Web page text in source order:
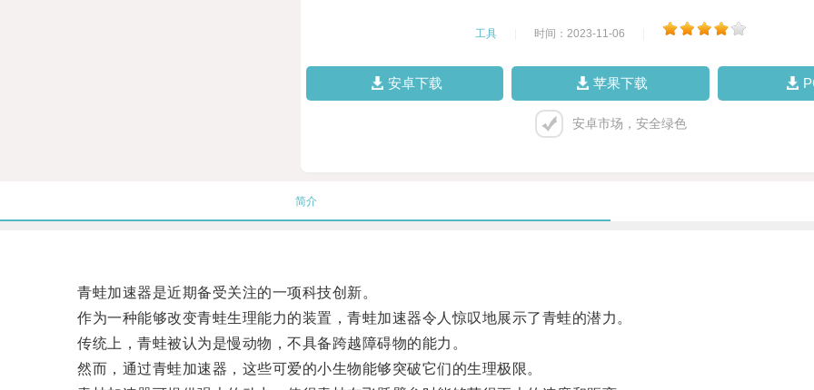
工具 时间：2023-11-06
安卓下载 苹果下载
安卓市场，安全绿色
简介
青蛙加速器是近期备受关注的一项科技创新。
作为一种能够改变青蛙生理能力的装置，青蛙加速器令人惊叹地展示了青蛙的潜力。
传统上，青蛙被认为是慢动物，不具备跨越障碍物的能力。
然而，通过青蛙加速器，这些可爱的小生物能够突破它们的生理极限。